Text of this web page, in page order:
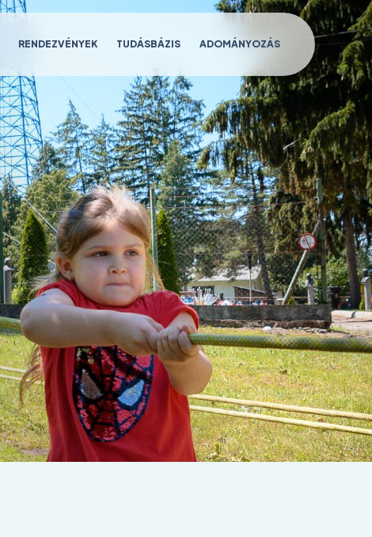
RENDEZVÉNYEK TUDÁSBÁZIS ADOMÁNYOZÁS